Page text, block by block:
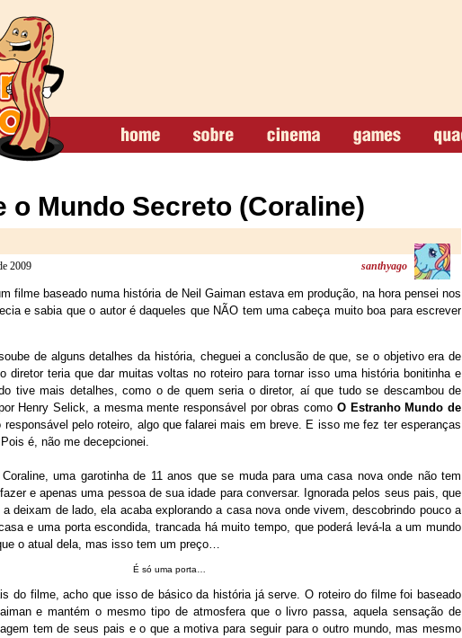
o Mundo Secreto (Coraline)
2009 santhyago
filme baseado numa história de Neil Gaiman estava em produção, na hora pensei nos
e sabia que o autor é daqueles que NÃO tem uma cabeça muito boa para escrever
de alguns detalhes da história, cheguei a conclusão de que, se o objetivo era de
diretor teria que dar muitas voltas no roteiro para tornar isso uma história bonitinha e
tive mais detalhes, como o de quem seria o diretor, aí que tudo se descambou de
Henry Selick, a mesma mente responsável por obras como O Estranho Mundo de
responsável pelo roteiro, algo que falarei mais em breve. E isso me fez ter esperanças
é, não me decepcionei.
uma garotinha de 11 anos que se muda para uma casa nova onde não tem
e apenas uma pessoa de sua idade para conversar. Ignorada pelos seus pais, que
deixam de lado, ela acaba explorando a casa nova onde vivem, descobrindo pouco a
e uma porta escondida, trancada há muito tempo, que poderá levá-la a um mundo
o atual dela, mas isso tem um preço…
É só uma porta…
do filme, acho que isso de básico da história já serve. O roteiro do filme foi baseado
e mantém o mesmo tipo de atmosfera que o livro passa, aquela sensação de
tem de seus pais e o que a motiva para seguir para o outro mundo, mas mesmo